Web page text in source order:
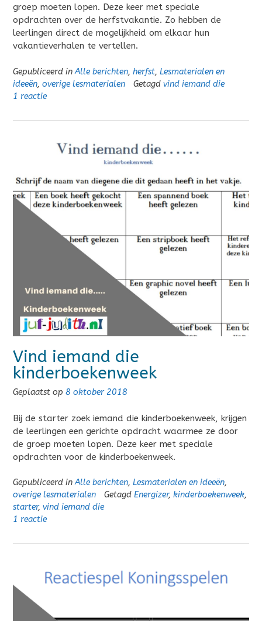
groep moeten lopen. Deze keer met speciale
opdrachten over de herfstvakantie. Zo hebben de
leerlingen direct de mogelijkheid om elkaar hun
vakantieverhalen te vertellen.
Gepubliceerd inAlle berichten, herfst, Lesmaterialen en
ideeën, overige lesmaterialen Getagd vind iemand die
1 reactie
Vind iemand die
kinderboekenweek
Geplaatst op 8 oktober 2018
Bij de starter zoek iemand die kinderboekenweek, krijgen
de leerlingen een gerichte opdracht waarmee ze door
de groep moeten lopen. Deze keer met speciale
opdrachten voor de kinderboekenweek.
Gepubliceerd inAlle berichten, Lesmaterialen en ideeën,
overige lesmaterialen
Getagd Energizer, kinderboekenweek,
starter, vind iemand die
1 reactie